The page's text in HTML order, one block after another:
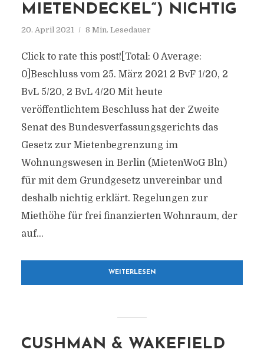
MIETENDECKEL“) NICHTIG
20. April 2021 8 Min. Lesedauer
Click to rate this post![Total: 0 Average:
0]Beschluss vom 25. März 2021 2 BvF 1/20, 2
BvL 5/20, 2 BvL 4/20 Mit heute
veröffentlichtem Beschluss hat der Zweite
Senat des Bundesverfassungsgerichts das
Gesetz zur Mietenbegrenzung im
Wohnungswesen in Berlin (MietenWoG Bln)
für mit dem Grundgesetz unvereinbar und
deshalb nichtig erklärt. Regelungen zur
Miethöhe für frei finanzierten Wohnraum, der
auf...
WEITERLESEN
CUSHMAN & WAKEFIELD